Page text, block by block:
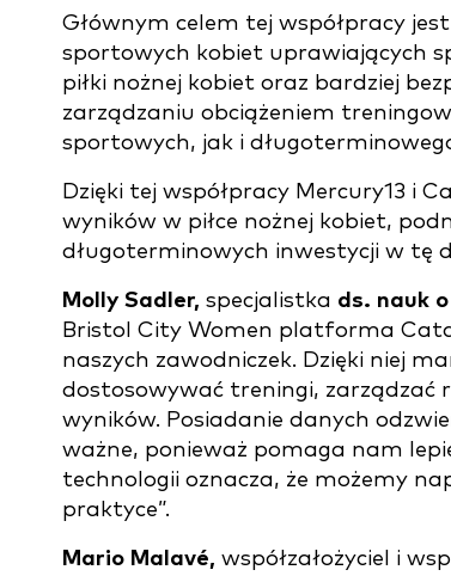
Głównym celem tej współpracy
sportowych kobiet uprawiających
piłki nożnej kobiet oraz bardziej
zarządzaniu obciążeniem
sportowych, jak i
Dzięki tej współpracy Mercury13 i
wyników w piłce nożnej kobiet,
długoterminowych inwestycji w tę
Molly Sadler, specjalistka ds. nauk
Bristol City Women platforma
naszych zawodniczek. Dzięki niej
dostosowywać treningi, zarządzać
wyników. Posiadanie danych
ważne, ponieważ pomaga nam
technologii oznacza, że możemy
praktyce”.
Mario Malavé, współzałożyciel i